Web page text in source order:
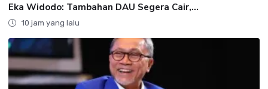
Eka Widodo: Tambahan DAU Segera Cair,...
10 jam yang lalu